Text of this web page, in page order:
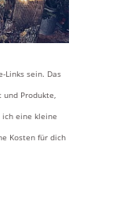
Links sein. Das
Produkte,
eine kleine
Kosten für dich